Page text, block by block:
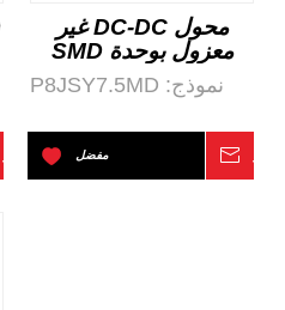
استفسر
محول DC-DC غير
معزول بوحدة SMD
بقدرة 7.5 وات
نموذج: P8JSY7.5MD
مفضل